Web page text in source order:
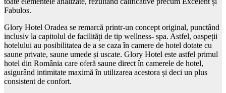
Fabulos.
Glory Hotel Oradea se remarcă printr-un concept original, punctând
inclusiv la capitolul de facilități de tip wellness- spa. Astfel, oaspeții
hotelului au posibilitatea de a se caza în camere de hotel dotate cu
saune private, saune umede și uscate. Glory Hotel este astfel primul
hotel din România care oferă saune direct în camerele de hotel,
asigurând intimitate maximă în utilizarea acestora și deci un plus
consistent de confort.